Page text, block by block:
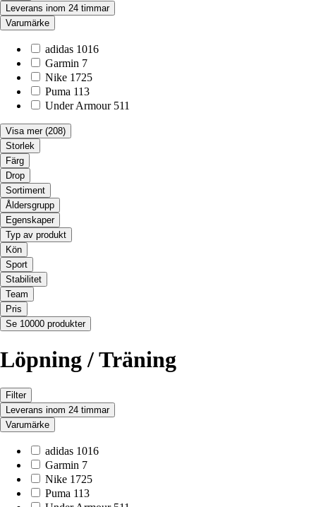
Leverans inom 24 timmar
Varumärke
adidas 1016
Garmin 7
Nike 1725
Puma 113
Under Armour 511
Visa mer (208)
Storlek
Färg
Drop
Sortiment
Åldersgrupp
Egenskaper
Typ av produkt
Kön
Sport
Stabilitet
Team
Pris
Se 10000 produkter
Löpning / Träning
Filter
Leverans inom 24 timmar
Varumärke
adidas 1016
Garmin 7
Nike 1725
Puma 113